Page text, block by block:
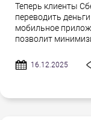
Теперь клиенты
переводить
мобильное
позволит
16.12.2025